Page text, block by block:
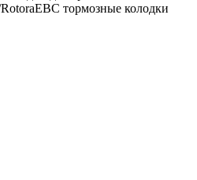
тормозные колодки